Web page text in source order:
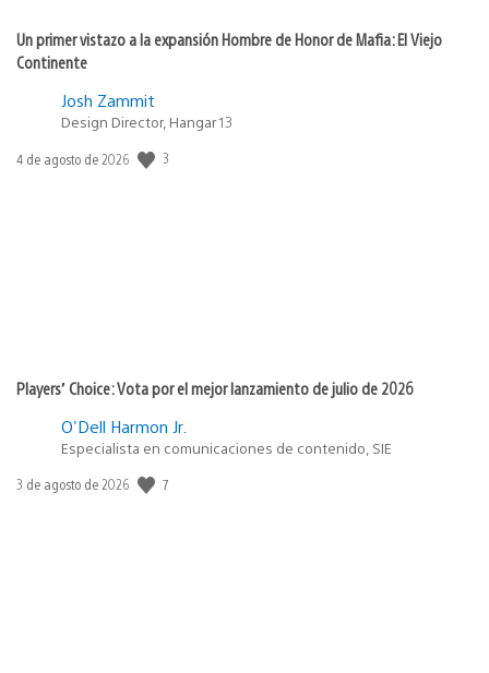
Un primer vistazo a la expansión Hombre de Honor de Mafia: El Viejo
Continente
Josh Zammit
Design Director, Hangar 13
Fecha
4 de agosto de 2026 3
Players’ Choice: Vota por el mejor lanzamiento de julio de 2026
O'Dell Harmon Jr.
Especialista en comunicaciones de contenido, SIE
Fecha
3 de agosto de 2026 7